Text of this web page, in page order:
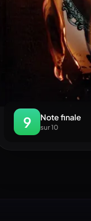
9 Note finale
sur 10